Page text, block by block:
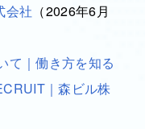
会社 （2026年6月
て｜働き方を知る
｜森ビル株